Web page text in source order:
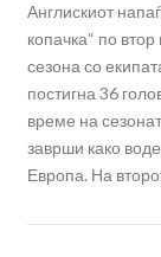
Англискиот
копачка“ по
сезона со
постигна 36
време на
заврши како
Европа. На